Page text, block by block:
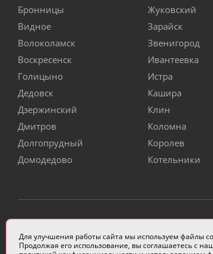
Бронницы
Видное
Волоколамск
Воскресенск
Голицыно
Дедовск
Дзержинский
Дмитров
Долгопрудный
Домодедово
Жуковский
Зарайск
Звенигород
Ивантеевка
Истра
Кашира
Клин
Коломна
Королев
Котельники
ИП Чулкова Анастасия Александровна
Для улучшения работы сайта мы используем файлы
Продолжая его использование, вы соглашаетесь с